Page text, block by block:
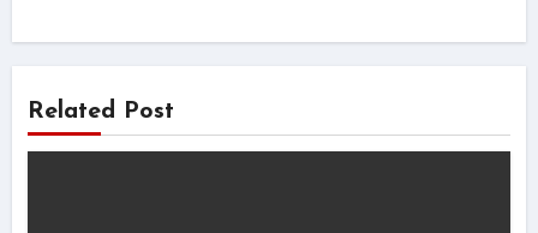
Related Post